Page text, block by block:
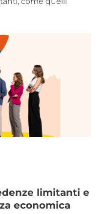
limitanti e
economica